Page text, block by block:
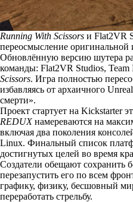
Running With Scissors и Flat2VR
переосмысление
Обновлённую версию шутера
команды: Flat2VR Studios, Team
Scissors. Игра полностью
избавляясь от архаичного
смерти».
Проект стартует на Kickstarter
REDUXнамереваются на
включая два поколения
Linux. Финальный список
достигнутых целей во время
Создатели обещают сохранить
перезапустить его по всем
графику, физику, бесшовный
переработать стрельбу.